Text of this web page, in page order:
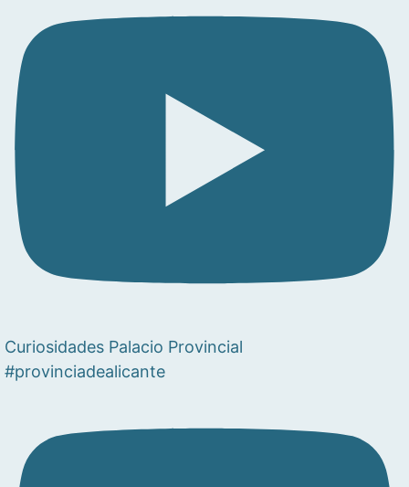
Curiosidades Palacio Provincial
#provinciadealicante